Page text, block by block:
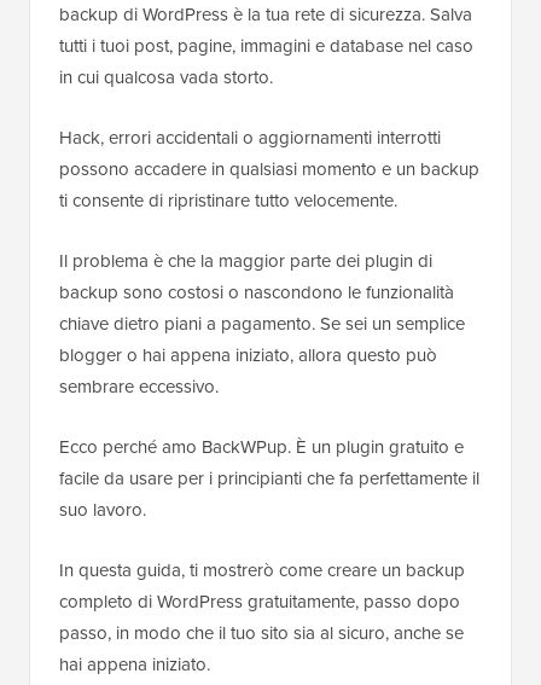
backup di WordPress è la tua rete di sicurezza. Salva
tutti i tuoi post, pagine, immagini e database nel caso
in cui qualcosa vada storto.
Hack, errori accidentali o aggiornamenti interrotti
possono accadere in qualsiasi momento e un backup
ti consente di ripristinare tutto velocemente.
Il problema è che la maggior parte dei plugin di
backup sono costosi o nascondono le funzionalità
chiave dietro piani a pagamento. Se sei un semplice
blogger o hai appena iniziato, allora questo può
sembrare eccessivo.
Ecco perché amo BackWPup. È un plugin gratuito e
facile da usare per i principianti che fa perfettamente il
suo lavoro.
In questa guida, ti mostrerò come creare un backup
completo di WordPress gratuitamente, passo dopo
passo, in modo che il tuo sito sia al sicuro, anche se
hai appena iniziato.